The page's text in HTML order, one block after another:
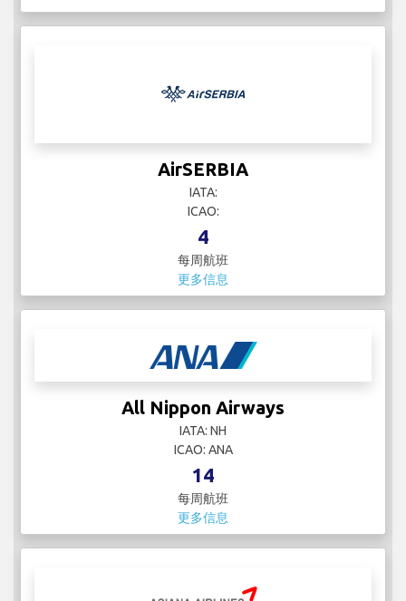
AirSERBIA
IATA:
ICAO:
4
每周航班
更多信息
All Nippon Airways
IATA: NH
ICAO: ANA
14
每周航班
更多信息